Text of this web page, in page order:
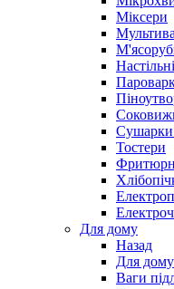
Міксери
Сушарки
Тостери
Для дому
Назад
Для дому
Ваги